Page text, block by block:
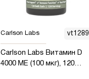
Carlson Labs vt1289
Carlson Labs Витамин D
4000 МЕ (100 мкг), 120